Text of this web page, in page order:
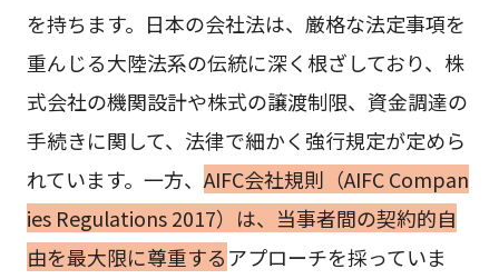
を持ちます。日本の会社法は、厳格な法定事項を
重んじる大陸法系の伝統に深く根ざしており、株
式会社の機関設計や株式の譲渡制限、資金調達の
手続きに関して、法律で細かく強行規定が定めら
れています。一方、 AIFC会社規則（AIFC Compan
ies Regulations 2017）は、当事者間の契約的自
由を最大限に尊重するアプローチを採っていま